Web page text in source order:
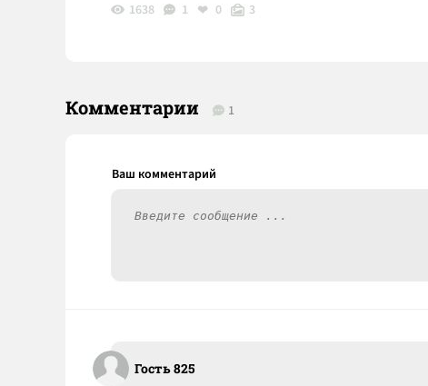
1638 1 0 3
Комментарии 1
Гость 825